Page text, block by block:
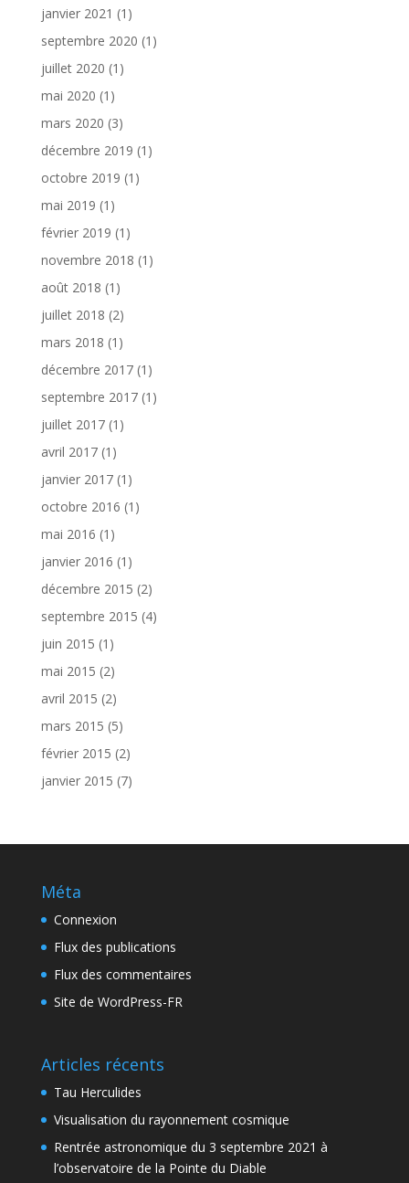
janvier 2021 (1)
septembre 2020 (1)
juillet 2020 (1)
mai 2020 (1)
mars 2020 (3)
décembre 2019 (1)
octobre 2019 (1)
mai 2019 (1)
février 2019 (1)
novembre 2018 (1)
août 2018 (1)
juillet 2018 (2)
mars 2018 (1)
décembre 2017(1)
septembre 2017(1)
juillet 2017(1)
avril 2017(1)
janvier 2017(1)
octobre 2016 (1)
mai 2016 (1)
janvier 2016 (1)
décembre 2015 (2)
septembre 2015 (4)
juin 2015 (1)
mai 2015 (2)
avril 2015 (2)
mars 2015 (5)
février 2015 (2)
janvier 2015 (7)
Méta
Connexion
Flux des publications
Flux des commentaires
Site de WordPress-FR
Articles récents
Tau Herculides
Visualisation du rayonnement cosmique
Rentrée astronomique du 3 septembre 2021 à
l’observatoire de la Pointe du Diable